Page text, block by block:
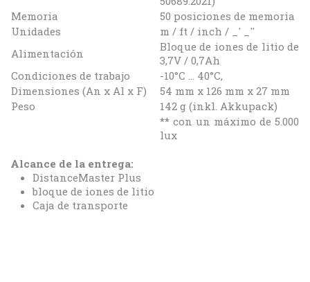
Memoria
50 posiciones de memoria
Unidades
m / ft / inch / _' _''
Alimentación
Bloque de iones de litio de
3,7V / 0,7Ah
Condiciones de trabajo
-10°C … 40°C,
Dimensiones (An x Al x F)
54 mm x 126 mm x 27 mm
Peso
142 g (inkl. Akkupack)
** con un máximo de 5.000
lux
Alcance de la entrega:
DistanceMaster Plus
bloque de iones de litio
Caja de transporte